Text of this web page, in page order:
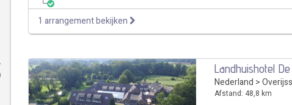
1 arrangement bekijken
Landhuishotel
Nederland >
Afstand: 48,8 km